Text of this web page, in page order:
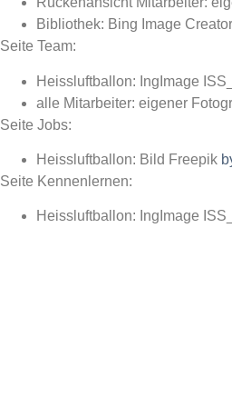
Bibliothek: Bing Image Creator
Seite Team:
Heissluftballon: IngImage
alle Mitarbeiter: eigener
Seite Jobs:
Heissluftballon: Bild Freepik
Seite Kennenlernen:
Heissluftballon: IngImage